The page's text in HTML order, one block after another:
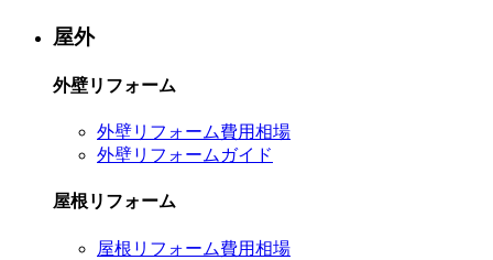
屋外
外壁リフォーム
外壁リフォーム費用相場
外壁リフォームガイド
屋根リフォーム
屋根リフォーム費用相場